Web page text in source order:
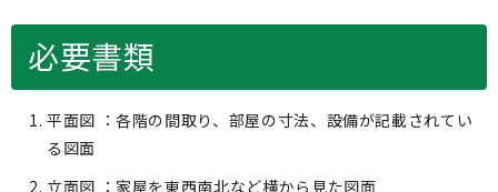
必要書類
平面図 ：各階の間取り、部屋の寸法、設備が記載されてい
る図面
立面図 ：家屋を東西南北など横から見た図面